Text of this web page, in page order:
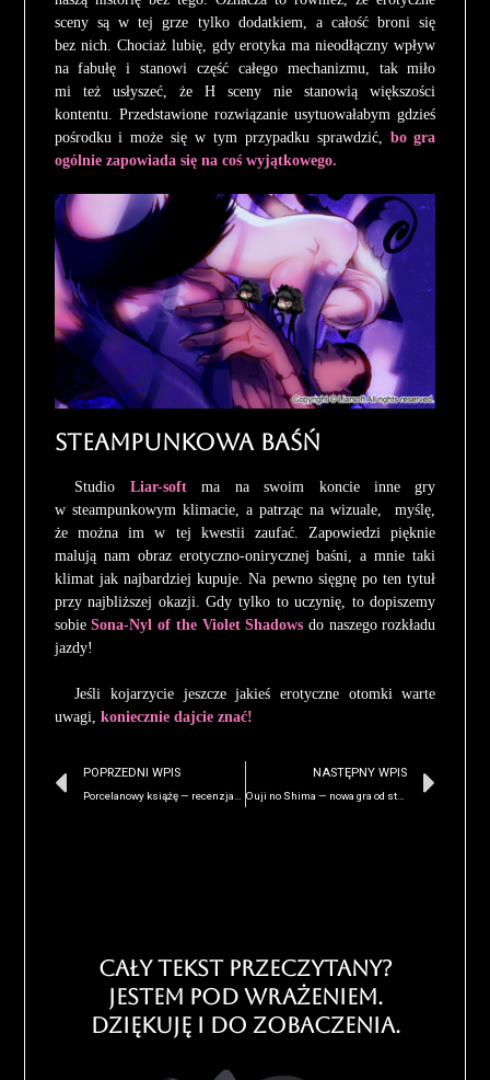
sceny są w tej grze tylko dodatkiem, a całość broni się
bez nich. Chociaż lubię, gdy erotyka ma nieodłączny wpływ
na fabułę i stanowi część całego mechanizmu, tak miło
mi też usłyszeć, że H sceny nie stanowią większości
kontentu. Przedstawione rozwiązanie usytuowałabym gdzieś
pośrodku i może się w tym przypadku sprawdzić, bo gra
ogólnie zapowiada się na coś wyjątkowego.
Steampunkowa baśń
Studio Liar-softma na swoim koncie inne gry
w steampunkowym klimacie, a patrząc na wizuale, myślę,
że można im w tej kwestii zaufać. Zapowiedzi pięknie
malują nam obraz erotyczno-onirycznej baśni, a mnie taki
klimat jak najbardziej kupuje. Na pewno sięgnę po ten tytuł
przy najbliższej okazji. Gdy tylko to uczynię, to dopiszemy
sobieSona-Nyl of the Violet Shadows do naszego rozkładu
jazdy!
Jeśli kojarzycie jeszcze jakieś erotyczne otomki warte
uwagi, koniecznie dajcie znać!
POPRZEDNI WPIS NASTĘPNY WPIS
Ouji no Shima — nowa gra od studia Clock Up zapowiedziana!
Cały Tekst przeczytany?
Jestem pod wrażeniem.
Dziękuję i Do zobaczenia.